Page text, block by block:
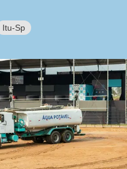
Itu-Sp